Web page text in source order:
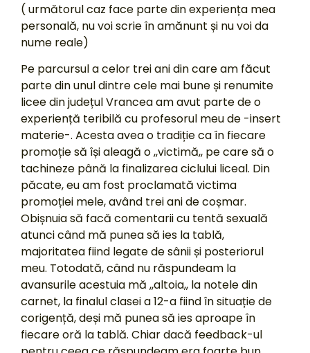
( următorul caz face parte din experiența mea
personală, nu voi scrie în amănunt și nu voi da
nume reale)
Pe parcursul a celor trei ani din care am făcut
parte din unul dintre cele mai bune și renumite
licee din județul Vrancea am avut parte de o
experiență teribilă cu profesorul meu de -insert
materie-. Acesta avea o tradiție ca în fiecare
promoție să își aleagă o ,,victimă,, pe care să o
tachineze până la finalizarea ciclului liceal. Din
păcate, eu am fost proclamată victima
promoției mele, având trei ani de coșmar.
Obișnuia să facă comentarii cu tentă sexuală
atunci când mă punea să ies la tablă,
majoritatea fiind legate de sânii și posteriorul
meu. Totodată, când nu răspundeam la
avansurile acestuia mă ,,altoia,, la notele din
carnet, la finalul clasei a 12-a fiind în situație de
corigență, deși mă punea să ies aproape în
fiecare oră la tablă. Chiar dacă feedback-ul